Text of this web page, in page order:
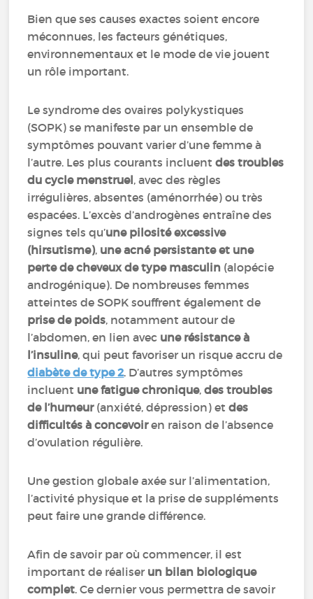
Bien que ses causes exactes soient encore
méconnues, les facteurs génétiques,
environnementaux et le mode de vie jouent
un rôle important.
Le syndrome des ovaires polykystiques
(SOPK) se manifeste par un ensemble de
symptômes pouvant varier d’une femme à
l’autre. Les plus courants incluentdes troubles
du cycle menstruel, avec des règles
irrégulières, absentes (aménorrhée) ou très
espacées. L’excès d’androgènes entraîne des
signes tels qu’une pilosité excessive
(hirsutisme), une acné persistante et une
perte de cheveux de type masculin (alopécie
androgénique). De nombreuses femmes
atteintes de SOPK souffrent également de
prise de poids, notamment autour de
l’abdomen, en lien avec une résistance à
l’insuline, qui peut favoriser un risque accru de
diabète de type 2. D’autres symptômes
incluent une fatigue chronique,des troubles
de l’humeur(anxiété, dépression) etdes
difficultés à concevoiren raison de l’absence
d’ovulation régulière.
Une gestion globale axée sur l’alimentation,
l’activité physique et la prise de suppléments
peut faire une grande différence.
Afin de savoir par où commencer, il est
important de réaliser un bilan biologique
complet. Ce dernier vous permettra de savoir